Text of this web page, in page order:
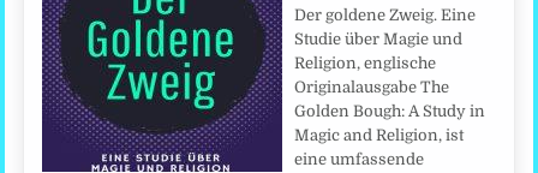
Der goldene Zweig. Eine
Studie über Magie und
Religion, englische
Originalausgabe The
Golden Bough: A Study in
Magic and Religion, ist
eine umfassende